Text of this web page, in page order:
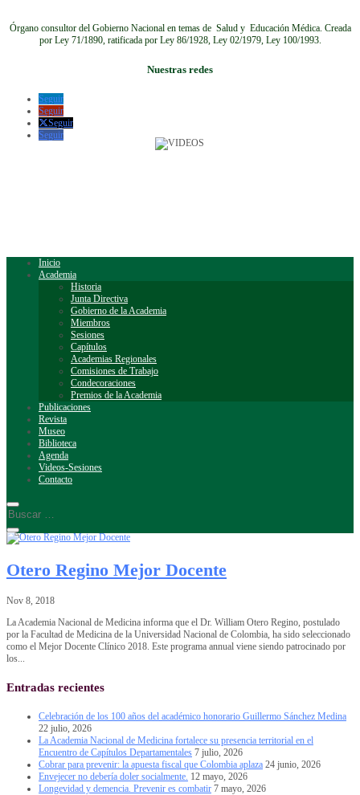
Órgano consultor del Gobierno Nacional en temas de Salud y Educación Médica. Creada
por Ley 71/1890, ratificada por Ley 86/1928, Ley 02/1979, Ley 100/1993.
Nuestras redes
Seguir
Seguir
Seguir
Seguir
Inicio
Academia
Historia
Junta Directiva
Gobierno de la Academia
Miembros
Sesiones
Capítulos
Academias Regionales
Comisiones de Trabajo
Condecoraciones
Premios de la Academia
Publicaciones
Revista
Museo
Biblioteca
Agenda
Videos-Sesiones
Contacto
Otero Regino Mejor Docente
Nov 8, 2018
La Academia Nacional de Medicina informa que el Dr. William Otero Regino, postulado
por la Facultad de Medicina de la Universidad Nacional de Colombia, ha sido seleccionado
como el Mejor Docente Clínico 2018. Este programa annual viene siendo patrocinado por
los...
Entradas recientes
Celebración de los 100 años del académico honorario Guillermo Sánchez Medina
22 julio, 2026
La Academia Nacional de Medicina fortalece su presencia territorial en el
Encuentro de Capítulos Departamentales 7 julio, 2026
Cobrar para prevenir: la apuesta fiscal que Colombia aplaza 24 junio, 2026
Envejecer no debería doler socialmente. 12 mayo, 2026
Longevidad y demencia. Prevenir es combatir 7 mayo, 2026